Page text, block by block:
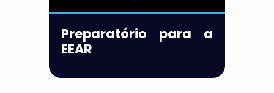
Preparatório para a
EEAR